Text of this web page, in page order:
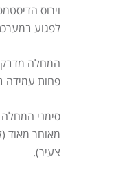
וירוס
לפגוע
המחלה
פחות עמידה
סימני המחלה
מאוחר מאוד
צעיר).